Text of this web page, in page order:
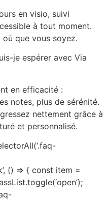
en visio, suivi
à tout moment.
que vous soyez.
je espérer avec Via
en efficacité :
notes, plus de sérénité.
nettement grâce à
et personnalisé.
() => { const item =